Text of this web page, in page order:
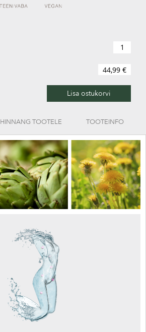
44,99 €
Lisa ostukorvi
HINNANG TOOTELE TOOTEINFO